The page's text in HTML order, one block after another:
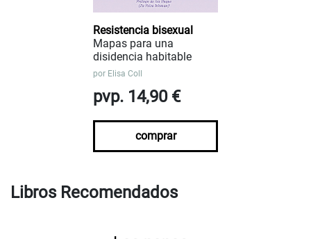
Resistencia bisexual
Mapas para una
disidencia habitable
por Elisa Coll
pvp. 14,90 €
comprar
Libros Recomendados